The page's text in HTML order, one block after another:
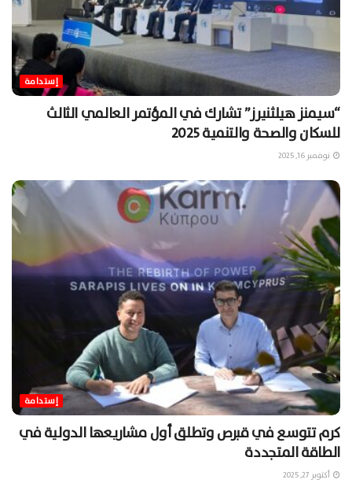
إستدامة
“سيمنز هيلثنيرز” تشارك في المؤتمر العالمي الثالث
للسكان والصحة والتنمية 2025
نوفمبر 16, 2025
إستدامة
كرم تتوسع في قبرص وتطلق أول مشاريعها الدولية في
الطاقة المتجددة
أكتوبر 27, 2025